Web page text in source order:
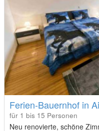
Ferien-Bauernhof in
für 1 bis 15 Personen
Neu renovierte, schöne